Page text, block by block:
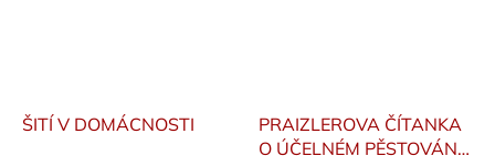
ŠITÍ V DOMÁCNOSTI
PRAIZLEROVA ČÍTANKA
O ÚČELNÉM PĚSTOVÁNÍ